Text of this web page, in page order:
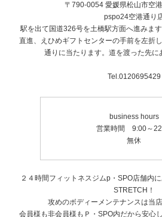
〒790-0054 愛媛県松山市空
pspo24空港通り
駅を出て国道326号を土橋駅方面へ進みま
直進、えひめギフトセンターの手前を左折
通りに当たります。道を渡った先に
Tel.0120695429
business hours
営業時間 9:00～
無休
２４時間フィットネスジムp・SPO店舗内
STRETCH！
攻めのボディーメンテナンスは当
会員様も非会員様もＰ・SPO内だから安心